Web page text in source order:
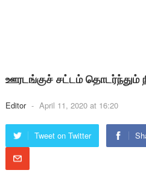
ஊரடங்குச் சட்டம் தொடர்ந்தும்
Editor - April 11, 2020 at 16:20
Tweet on Twitter